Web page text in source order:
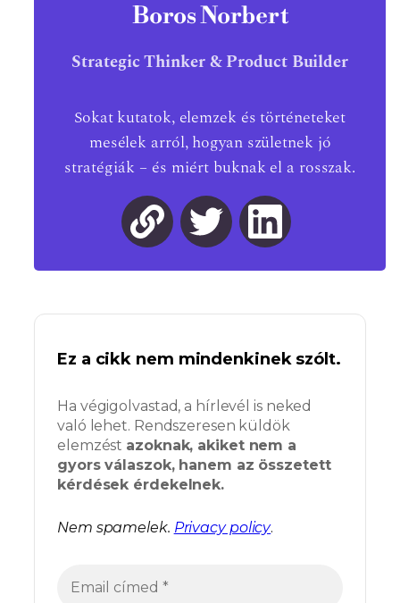
Boros Norbert
Strategic Thinker & Product Builder
Sokat kutatok, elemzek és történeteket
mesélek arról, hogyan születnek jó
stratégiák – és miért buknak el a rosszak.
Ez a cikk nem mindenkinek szólt.
Ha végigolvastad, a hírlevél is neked
való lehet. Rendszeresen küldök
elemzést azoknak, akiket nem a
gyors válaszok, hanem az összetett
kérdések érdekelnek.
Nem spamelek. Privacy policy.